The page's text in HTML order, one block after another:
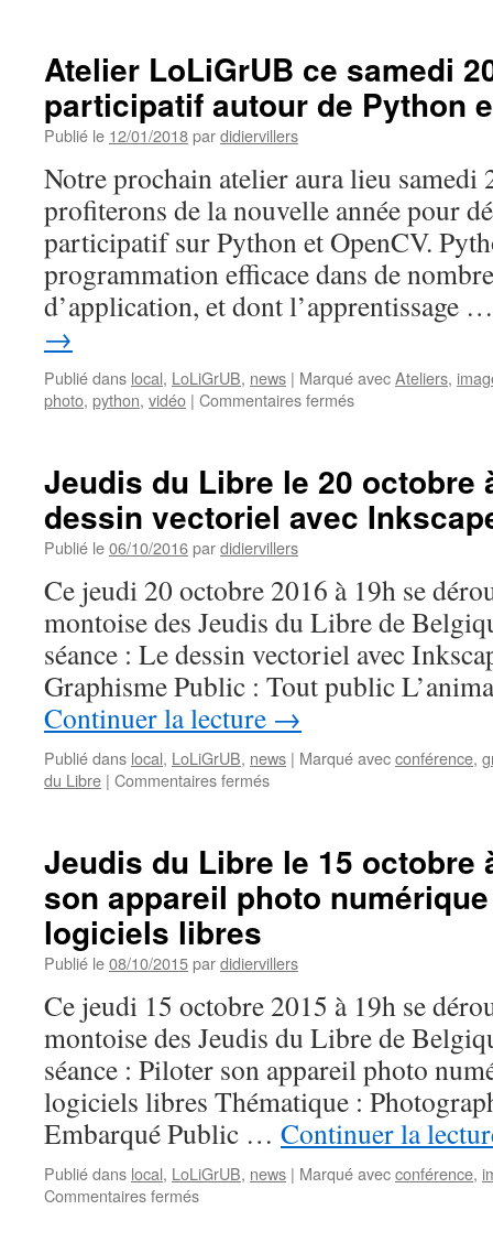
Atelier LoLiGrUB ce samedi
participatif autour de Python
Publié le 12/01/2018pardidiervillers
Notre prochain atelier aura lieu
profiterons de la nouvelle année pour
participatif sur Python et OpenCV.
programmation efficace dans de
d’application, et dont l’apprentissage
→
Publié dans local, LoLiGrUB, news | Marqué avecAteliers,
photo, python, vidéo | Commentaires ferméssur
samedi
20
janvier
participatif
autour
Python
et
Jeudis du Libre le 20 octobre
dessin vectoriel avec
Publié le06/10/2016pardidiervillers
Ce jeudi 20 octobre 2016 à 19h se
montoise des Jeudis du Libre de
séance : Le dessin vectoriel avec
Graphisme Public : Tout public
Continuer la lecture →
Publié dans local, LoLiGrUB, news | Marqué avecconférence,
du Libre | Commentaires ferméssur
le
20
octobre
Mons
:
Le
dessin
vectoriel
avec
Inkscape
Jeudis du Libre le 15 octobre
son appareil photo
logiciels libres
Publié le08/10/2015pardidiervillers
Ce jeudi 15 octobre 2015 à 19h se
montoise des Jeudis du Libre de
séance : Piloter son appareil photo
logiciels libres Thématique :
Embarqué Public … Continuer la
Publié dans local, LoLiGrUB, news | Marqué avecconférence,
Commentaires ferméssur